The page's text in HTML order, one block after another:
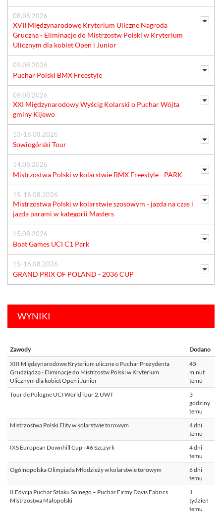
08.08.2026
XVII Międzynarodowe Kryterium Uliczne Nagroda
Gruczna - Eliminacje do Mistrzostw Polski w Kryterium
Ulicznym dla kobiet Open i Junior
09.08.2026
Puchar Polski BMX Freestyle
09.08.2026
XXI Międzynarodowy Wyścig Kolarski o Puchar Wójta
gminy Kijewo
13-16.08.2026
Sowiogórski Tour
14.08.2026
Mistrzostwa Polski w kolarstwie BMX Freestyle - PARK
15-16.08.2026
Mistrzostwa Polski w kolarstwie szosowym - jazda na czas i
jazda parami w kategorii Masters
15.08.2026
Boat Games UCI C1 Park
15-16.08.2026
GRAND PRIX OF POLAND - 2036 CUP
WYNIKI
Zawody
Dodano
XIII Międzynarodowe Kryterium uliczne o Puchar Prezydenta
Grudziądza - Eliminacje do Mistrzostw Polski w Kryterium
Ulicznym dla kobiet Open i Junior
45
minut
temu
Tour de Pologne UCI WorldTour 2.UWT
3
godziny
temu
Mistrzostwa Polski Elity w kolarstwie torowym
4 dni
temu
IXS European Downhill Cup - #6 Szczyrk
4 dni
temu
Ogólnopolska Olimpiada Młodzieży w kolarstwie torowym
6 dni
temu
II Edycja Puchar Szlaku Solnego – Puchar Firmy Davis Fabrics
Mistrzostwa Małopolski
1
tydzień
temu